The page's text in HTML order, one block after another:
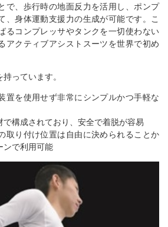
で、歩行時の地面反力を活用し、ポンプ
、身体運動支援力の生成が可能です。こ
るコンプレッサやタンクを一切使わない
アクティブアシストスーツを世界で初め
っています。
置を使用せず非常にシンプルかつ手軽な
で構成されており、安全で着脱が容易
取り付け位置は自由に決められることか
ンで利用可能